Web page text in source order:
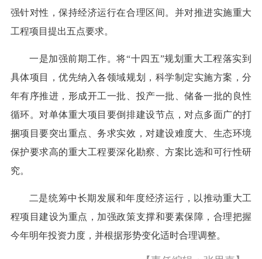
强针对性，保持经济运行在合理区间。并对推进实施重大
工程项目提出五点要求。
一是加强前期工作。将“十四五”规划重大工程落实到
具体项目，优先纳入各领域规划，科学制定实施方案，分
年有序推进，形成开工一批、投产一批、储备一批的良性
循环。对单体重大项目要倒排建设节点，对点多面广的打
捆项目要突出重点、务求实效，对建设难度大、生态环境
保护要求高的重大工程要深化勘察、方案比选和可行性研
究。
二是统筹中长期发展和年度经济运行，以推动重大工
程项目建设为重点，加强政策支撑和要素保障，合理把握
今年明年投资力度，并根据形势变化适时合理调整。